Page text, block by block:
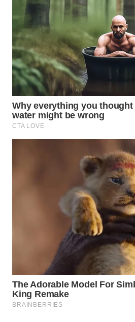
WAHANANEWS
WAHANANEWS
NET
WAHANA
SPORT
WAHANA
UMKM
WAHANA
HEALTH
WAHANA